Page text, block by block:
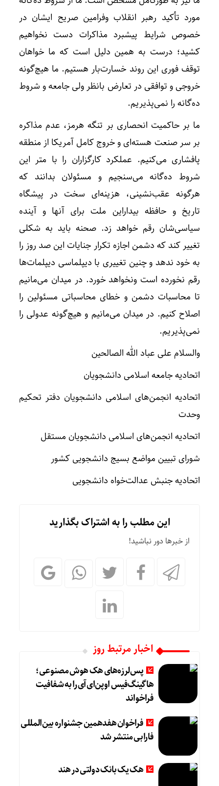
مورد تأکید رهبر انقلاب وفرامین صریح ایشان در
خصوص شرایط پیشبرد مذاکرات دست نخواهیم
کشید؛ درست به همین دلیل است که ما خواهان
توقف فوری این روند خسارت‌بار هستیم. ما هیچ‌گونه
خروجی و توافقی در تعارض بانظر ولی جامعه و شروط
ده‌گانه را نمی‌پذیریم.
ما بر حاکمیت انحصاری بر تنگه هرمز، عدم مذاکره
بر سر صنعت هسته‌ای و خروج کامل آمریکا از منطقه
پافشاری می‌کنیم. عملکرد کارگزاران را با متر این
شروط ده‌گانه می‌سنجیم و مسئولان بدانند که
هرگونه عقب‌نشینی، هزینه‌ای سخت در پیشگاه
تاریخ و حافظه بیداراین ملت برای آنها و آینده
سیاسی‌شان رقم خواهد زد. صحنه باید به شکلی
تغییر کند که دشمن اجازه تکرار جنایات این صد روز را
به خود ندهد و چنین تغییری با دیپلماسی دیپلمات‌ها
رقم نخورده است ونخواهد خورد. در میدان می‌مانیم
تا محاسبات دشمن و خطای محاسباتی مسئولین را
اصلاح کنیم. در میدان می‌مانیم و هیچ‌گونه عدولی را
نمی‌پذیریم.
والسلام علی عباد الله الصالحین
اتحادیه جامعه اسلامی دانشجویان
اتحادیه انجمن‌های اسلامی دانشجویان دفتر تحکیم
وحدت
اتحادیه انجمن‌های اسلامی دانشجویان مستقل
شورای تبیین مواضع بسیج دانشجویی کشور
اتحادیه جنبش عدالت‌خواه دانشجویی
این مطلب را به اشتراک بگذارید
از خبرها دور نباشید!
اخبار مرتبط روز
پس‌لرزه‌های هک هوش مصنوعی؛
هاگینگ‌فیس اوپن‌ای‌آی را به شفافیت
فراخواند
فراخوان هفدهمین جشنواره بین‌المللی
فارابی منتشر شد
هک یک بانک دولتی در هند